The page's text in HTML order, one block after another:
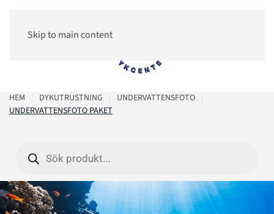
Skip to main content
HEM DYKUTRUSTNING
UNDERVATTENSFOTO
UNDERVATTENSFOTO PAKET
search